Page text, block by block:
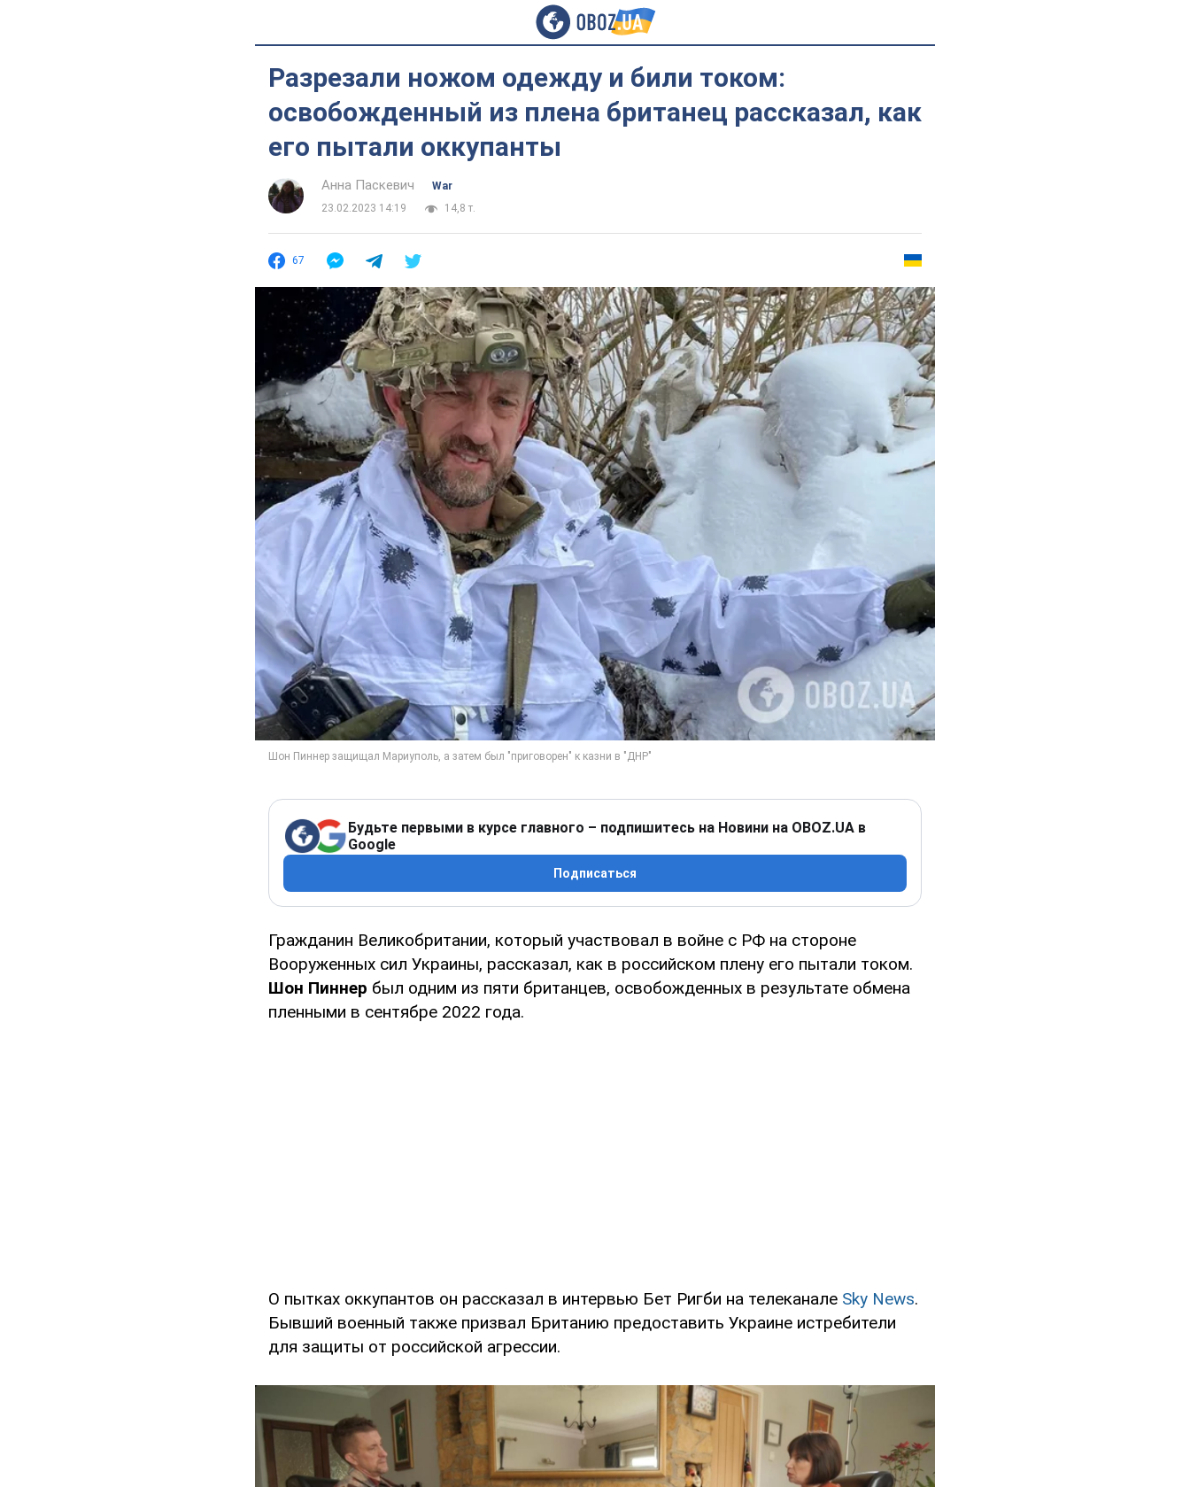
Разрезали ножом одежду и били током:
освобожденный из плена британец рассказал, как
его пытали оккупанты
Анна Паскевич
War
23.02.2023 14:19
14,8 т.
67
Будьте первыми в курсе главного – подпишитесь на Новини на OBOZ.UA в
Google
Подписаться
Гражданин Великобритании, который участвовал в войне с РФ на стороне
Вооруженных сил Украины, рассказал, как в российском плену его пытали током.
Шон Пиннер был одним из пяти британцев, освобожденных в результате обмена
пленными в сентябре 2022 года.
О пытках оккупантов он рассказал в интервью Бет Ригби на телеканале Sky News.
Бывший военный также призвал Британию предоставить Украине истребители
для защиты от российской агрессии.